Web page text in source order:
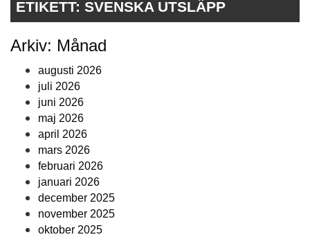
ANNONSERA
ETIKETT: SVENSKA UTSLÄPP
Arkiv: Månad
augusti 2026
juli 2026
juni 2026
maj 2026
april 2026
mars 2026
februari 2026
januari 2026
december 2025
november 2025
oktober 2025